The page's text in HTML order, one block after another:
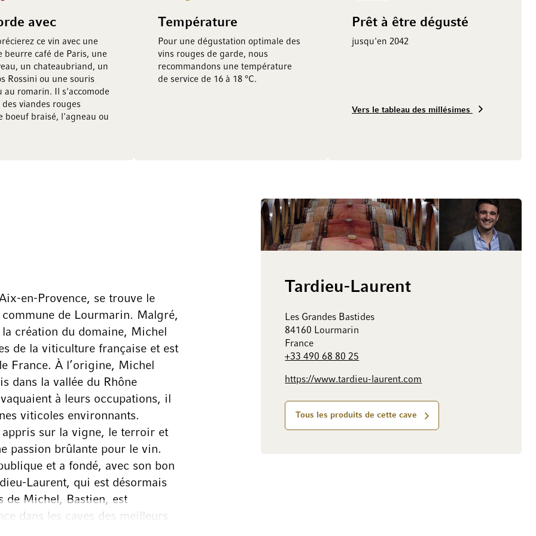
avec
ce vin avec une
beurre café de Paris, une
un chateaubriand, un
Rossini ou une souris
au romarin. Il s'accomode
viandes rouges
boeuf braisé, l'agneau ou
Température
Pour une dégustation optimale des
vins rouges de garde, nous
recommandons une température
de service de 16 à 18 °C.
Prêt à être dégusté
jusqu'en 2042
Vers le tableau des millésimes
Tardieu-Laurent
Les Grandes Bastides
84160 Lourmarin
France
+33 490 68 80 25
https://www.tardieu-laurent.com
Tous les produits de cette cave
en-Provence, se trouve le
de Lourmarin. Malgré,
création du domaine, Michel
de la viticulture française et est
France. À l’origine, Michel
dans la vallée du Rhône
à leurs occupations, il
viticoles environnants.
appris sur la vigne, le terroir et
passion brûlante pour le vin.
et a fondé, avec son bon
Laurent, qui est désormais
de Michel, Bastien, est
dans les caves des meilleurs